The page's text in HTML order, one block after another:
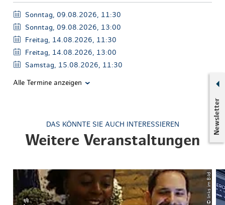
Newsletter
Sonntag, 09.08.2026, 11:30
Sonntag, 09.08.2026, 13:00
Freitag, 14.08.2026, 11:30
Freitag, 14.08.2026, 13:00
Samstag, 15.08.2026, 11:30
Alle Termine anzeigen
DAS KÖNNTE SIE AUCH INTERESSIEREN
Weitere Veranstaltungen
© links im Bild